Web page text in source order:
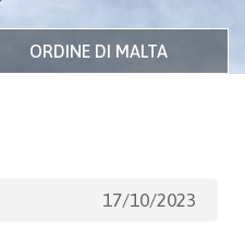
ORDINE DI MALTA
17/10/2023